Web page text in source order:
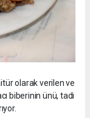
olarak verilen ve
biberinin ünü, tadı